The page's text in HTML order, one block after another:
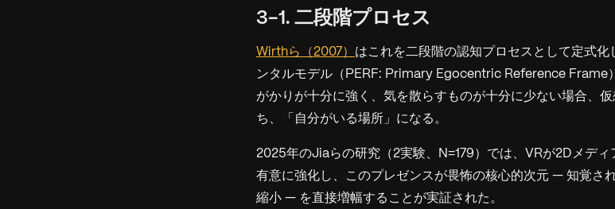
3-1. 二段階プロセス
Wirthら（2007） はこれを二段階の認知プロセスとして定式
ンタルモデル（PERF: Primary Egocentric Reference Frame
がかりが十分に強く、気を散らすものが十分に少ない場合、
ち、「自分がいる場所」になる。
2025年のJiaらの研究（2実験、N=179）では、VRが2Dメデ
有意に強化し、このプレゼンスが畏怖の核心的次元 — 知覚さ
縮小 — を直接増幅することが実証された。